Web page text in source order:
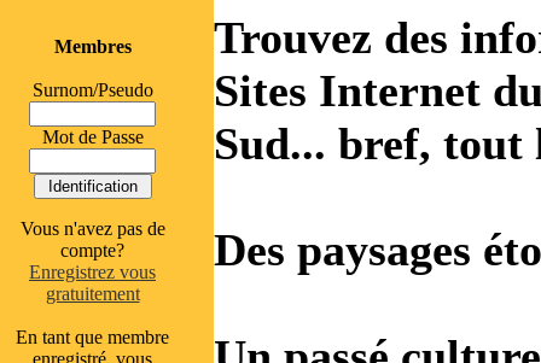
Membres
Surnom/Pseudo
Mot de Passe
Vous n'avez pas de
compte?
Enregistrez vous
gratuitement
En tant que membre
enregistré, vous
Trouvez des
Sites Internet
Sud... bref, tout
Des paysages